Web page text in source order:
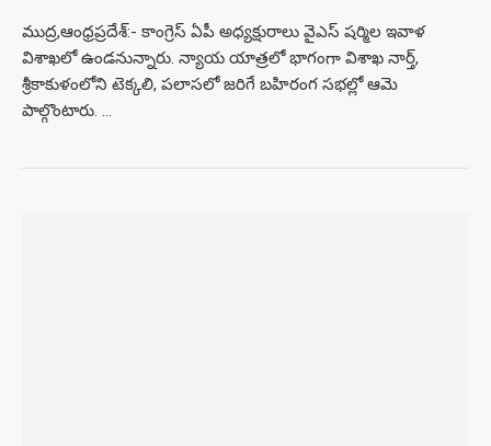
ముద్ర,ఆంధ్రప్రదేశ్:- కాంగ్రెస్ ఏపీ అధ్యక్షురాలు వైఎస్ షర్మిల ఇవాళ
విశాఖలో ఉండనున్నారు. న్యాయ యాత్రలో భాగంగా విశాఖ నార్త్,
శ్రీకాకుళంలోని టెక్కలి, పలాసలో జరిగే బహిరంగ సభల్లో ఆమె
పాల్గొంటారు. …